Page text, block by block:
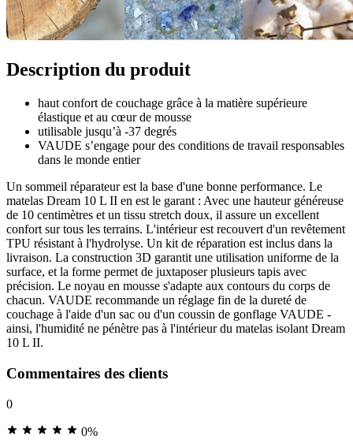
Description du produit
haut confort de couchage grâce à la matière supérieure
élastique et au cœur de mousse
utilisable jusqu’à -37 degrés
VAUDE s’engage pour des conditions de travail responsables
dans le monde entier
Un sommeil réparateur est la base d'une bonne performance. Le
matelas Dream 10 L II en est le garant : Avec une hauteur généreuse
de 10 centimètres et un tissu stretch doux, il assure un excellent
confort sur tous les terrains. L'intérieur est recouvert d'un revêtement
TPU résistant à l'hydrolyse. Un kit de réparation est inclus dans la
livraison. La construction 3D garantit une utilisation uniforme de la
surface, et la forme permet de juxtaposer plusieurs tapis avec
précision. Le noyau en mousse s'adapte aux contours du corps de
chacun. VAUDE recommande un réglage fin de la dureté de
couchage à l'aide d'un sac ou d'un coussin de gonflage VAUDE -
ainsi, l'humidité ne pénètre pas à l'intérieur du matelas isolant Dream
10 L II.
Commentaires des clients
0
0%